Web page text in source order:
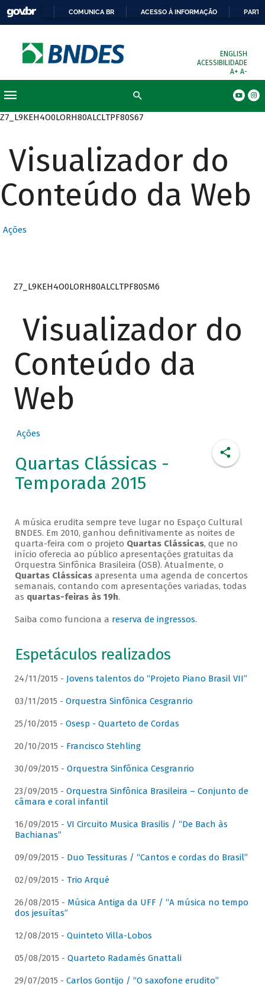
COMUNICA BR ACESSO À INFORMAÇÃO
ENGLISH
ACESSIBILIDADE
A+ A-
Z7_L9KEH4O0LORH80ALCLTPF80S67
Visualizador do
Conteúdo da Web
Ações
Z7_L9KEH4O0LORH80ALCLTPF80SM6
Visualizador do
Conteúdo da
Web
Ações
Quartas Clássicas -
Temporada 2015
A música erudita sempre teve lugar no Espaço Cultural
BNDES. Em 2010, ganhou definitivamente as noites de
quarta-feira com o projeto Quartas Clássicas, que no
início oferecia ao público apresentações gratuitas da
Orquestra Sinfônica Brasileira (OSB). Atualmente, o
Quartas Clássicasapresenta uma agenda de concertos
semanais, contando com apresentações variadas, todas
as quartas-feiras às 19h.
Saiba como funciona a reserva de ingressos.
Espetáculos realizados
24/11/2015 - Jovens talentos do “Projeto Piano Brasil VII”
03/11/2015 - Orquestra Sinfônica Cesgranrio
25/10/2015 - Osesp - Quarteto de Cordas
20/10/2015 - Francisco Stehling
30/09/2015 - Orquestra Sinfônica Cesgranrio
23/09/2015 - Orquestra Sinfônica Brasileira – Conjunto de
câmara e coral infantil
16/09/2015 - VI Circuito Musica Brasilis / “De Bach às
Bachianas”
09/09/2015 - Duo Tessituras / “Cantos e cordas do Brasil”
02/09/2015 - Trio Arqué
26/08/2015 - Música Antiga da UFF / “A música no tempo
dos jesuítas”
12/08/2015 - Quinteto Villa-Lobos
05/08/2015 - Quarteto Radamés Gnattali
29/07/2015 - Carlos Gontijo / “O saxofone erudito”